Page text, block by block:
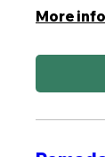
More info